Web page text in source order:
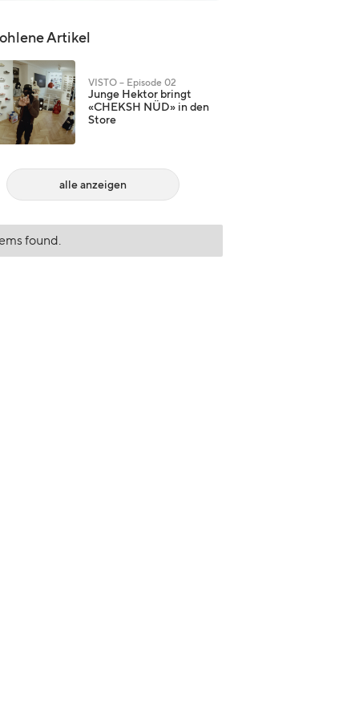
Artikel
VISTO – Episode 02
Junge Hektor bringt
«CHEKSH NÜD» in den
Store
alle anzeigen
found.